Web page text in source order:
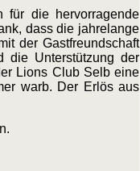
für die hervorragende
dass die jahrelange
der Gastfreundschaft
die Unterstützung der
Lions Club Selb eine
warb. Der Erlös aus